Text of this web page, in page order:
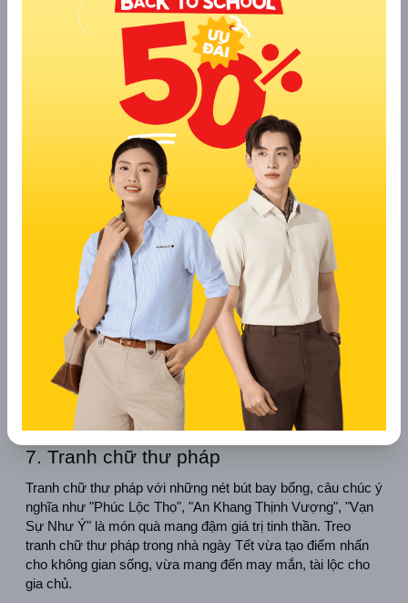
sẽ là gợi ý tuyệt vời. Mỗi loại quả đều tượng trưng cho một
yếu tố ngũ hành, mang ý nghĩa cầu mong năm mới may
7. Tranh chữ thư pháp
Tranh chữ thư pháp với những nét bút bay bổng, câu chúc ý
nghĩa như "Phúc Lộc Thọ", "An Khang Thịnh Vượng", "Vạn
Sự Như Ý" là món quà mang đậm giá trị tinh thần. Treo
tranh chữ thư pháp trong nhà ngày Tết vừa tạo điểm nhấn
cho không gian sống, vừa mang đến may mắn, tài lộc cho
gia chủ.